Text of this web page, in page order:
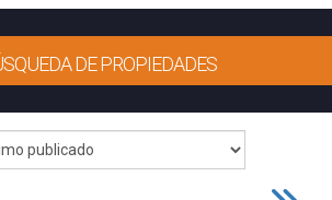
DE PROPIEDADES